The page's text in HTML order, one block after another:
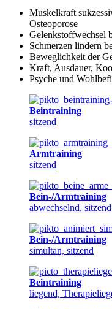
Muskelkraft
Osteoporose
Gelenkstoffwechsel
Schmerzen lindern
Beweglichkeit der
Kraft, Ausdauer,
Psyche und
Beintraining
sitzend
Armtraining
sitzend
Bein-/Armtraining
abwechselnd, sitzend
Bein-/Armtraining
simultan, sitzend
Beintraining
liegend,